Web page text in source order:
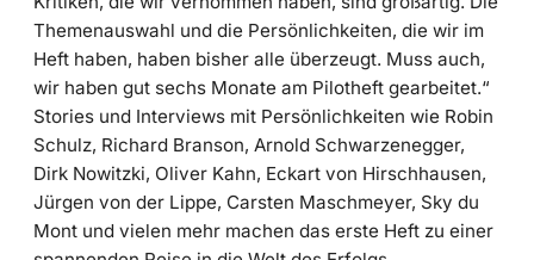
Themenauswahl und die Persönlichkeiten, die wir im
Heft haben, haben bisher alle überzeugt. Muss auch,
wir haben gut sechs Monate am Pilotheft gearbeitet.“
Stories und Interviews mit Persönlichkeiten wie Robin
Schulz, Richard Branson, Arnold Schwarzenegger,
Dirk Nowitzki, Oliver Kahn, Eckart von Hirschhausen,
Jürgen von der Lippe, Carsten Maschmeyer, Sky du
Mont und vielen mehr machen das erste Heft zu einer